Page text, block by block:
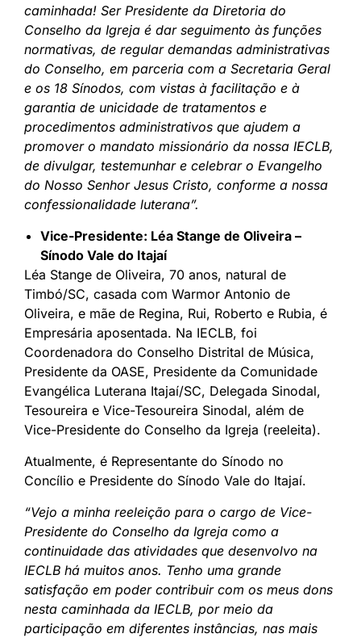
caminhada! Ser Presidente da Diretoria do
Conselho da Igreja é dar seguimento às funções
normativas, de regular demandas administrativas
do Conselho, em parceria com a Secretaria Geral
e os 18 Sínodos, com vistas à facilitação e à
garantia de unicidade de tratamentos e
procedimentos administrativos que ajudem a
promover o mandato missionário da nossa IECLB,
de divulgar, testemunhar e celebrar o Evangelho
do Nosso Senhor Jesus Cristo, conforme a nossa
confessionalidade luterana”.
Vice-Presidente: Léa Stange de Oliveira –
Sínodo Vale do Itajaí
Léa Stange de Oliveira, 70 anos, natural de
Timbó/SC, casada com Warmor Antonio de
Oliveira, e mãe de Regina, Rui, Roberto e Rubia, é
Empresária aposentada. Na IECLB, foi
Coordenadora do Conselho Distrital de Música,
Presidente da OASE, Presidente da Comunidade
Evangélica Luterana Itajaí/SC, Delegada Sinodal,
Tesoureira e Vice-Tesoureira Sinodal, além de
Vice-Presidente do Conselho da Igreja (reeleita).
Atualmente, é Representante do Sínodo no
Concílio e Presidente do Sínodo Vale do Itajaí.
“Vejo a minha reeleição para o cargo de Vice-
Presidente do Conselho da Igreja como a
continuidade das atividades que desenvolvo na
IECLB há muitos anos. Tenho uma grande
satisfação em poder contribuir com os meus dons
nesta caminhada da IECLB, por meio da
participação em diferentes instâncias, nas mais